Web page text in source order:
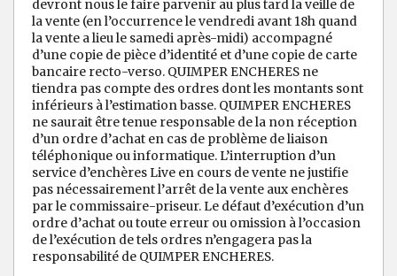
devront nous le faire parvenir au plus tard la veille de
la vente (en l’occurrence le vendredi avant 18h quand
la vente a lieu le samedi après-midi) accompagné
d’une copie de pièce d’identité et d’une copie de carte
bancaire recto-verso. QUIMPER ENCHERES ne
tiendra pas compte des ordres dont les montants sont
inférieurs à l’estimation basse. QUIMPER ENCHERES
ne saurait être tenue responsable de la non réception
d’un ordre d’achat en cas de problème de liaison
téléphonique ou informatique. L’interruption d’un
service d’enchères Live en cours de vente ne justifie
pas nécessairement l’arrêt de la vente aux enchères
par le commissaire-priseur. Le défaut d’exécution d’un
ordre d’achat ou toute erreur ou omission à l’occasion
de l’exécution de tels ordres n’engagera pas la
responsabilité de QUIMPER ENCHERES.